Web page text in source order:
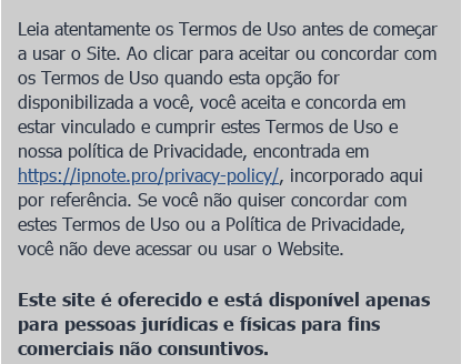
Leia atentamente os Termos de Uso antes de começar
a usar o Site. Ao clicar para aceitar ou concordar com
os Termos de Uso quando esta opção for
disponibilizada a você, você aceita e concorda em
estar vinculado e cumprir estes Termos de Uso e
nossa política de Privacidade, encontrada em
https://ipnote.pro/privacy-policy/, incorporado aqui
por referência. Se você não quiser concordar com
estes Termos de Uso ou a Política de Privacidade,
você não deve acessar ou usar o Website.
Este site é oferecido e está disponível apenas
para pessoas jurídicas e físicas para fins
comerciais não consuntivos.